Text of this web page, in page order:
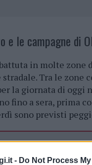
- Do Not Process
e le campagne di
in molte zone
Tra le zone
la giornata di oggi
fino a sera, prima
sono previsti